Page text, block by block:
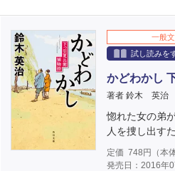
一般
試し読みを
かどわかし
著者 鈴木 英治
惚れた女の弟
人を捜し出す
定価 748 円（本
発売日：2016年